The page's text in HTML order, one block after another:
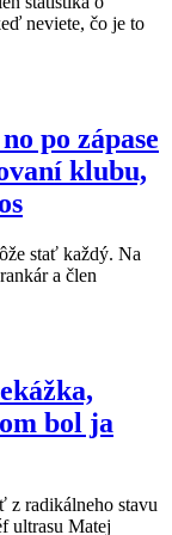
neviete, čo je to
po zápase
klubu,
stať každý. Na
a člen
bol ja
z radikálneho stavu
ultrasu Matej